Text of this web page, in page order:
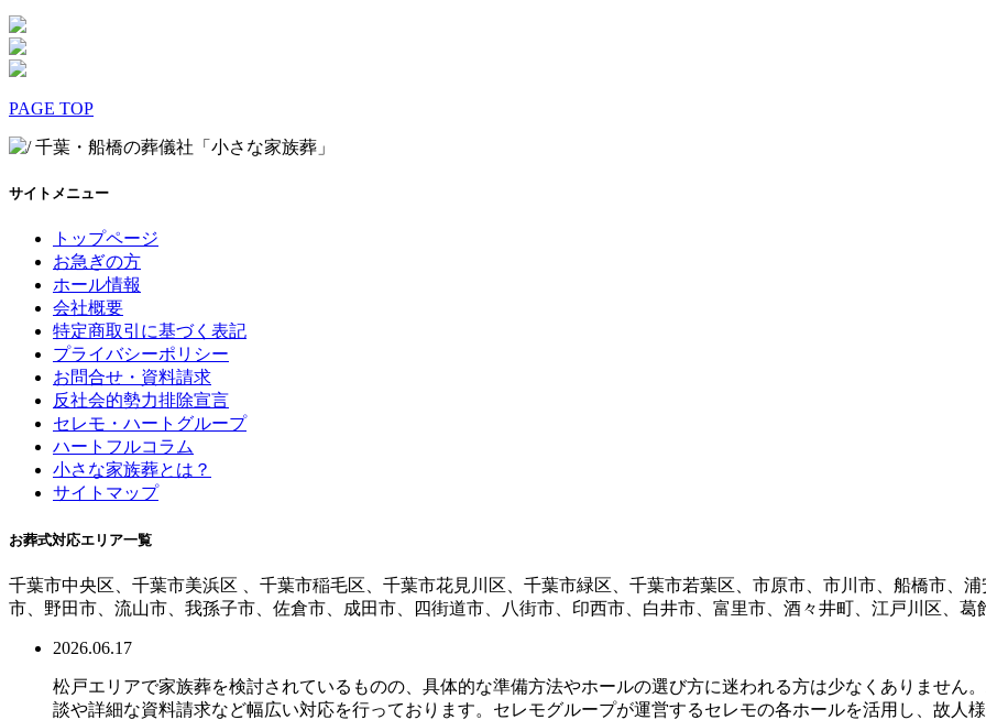
PAGE TOP
サイトメニュー
トップページ
お急ぎの方
ホール情報
会社概要
特定商取引に基づく表記
プライバシーポリシー
お問合せ・資料請求
反社会的勢力排除宣言
セレモ・ハートグループ
ハートフルコラム
小さな家族葬とは？
サイトマップ
お葬式対応エリア一覧
千葉市中央区、千葉市美浜区 、千葉市稲毛区、千葉市花見川区、千葉市緑区、千葉市若葉区、市原市、市川市、船橋市、
市、野田市、流山市、我孫子市、佐倉市、成田市、四街道市、八街市、印西市、白井市、富里市、酒々井町、江戸川区、葛
2026.06.17
松戸エリアで家族葬を検討されているものの、具体的な準備方法やホールの選び方に迷われる方は少なくありません
談や詳細な資料請求など幅広い対応を行っております。セレモグループが運営するセレモの各ホールを活用し、故人